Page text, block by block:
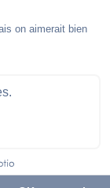
DE STANISLAS